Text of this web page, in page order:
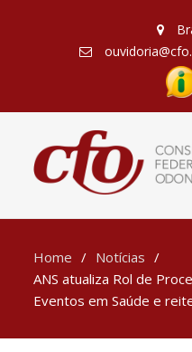
Home
Notícias
ANS atualiza Rol de
Eventos em Saúde e